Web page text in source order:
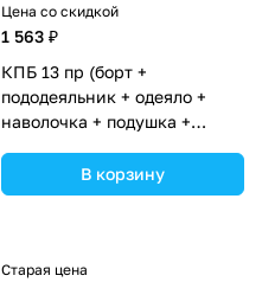
Цена со скидкой
1 563 ₽
КПБ 13 пр (борт +
пододеяльник + одеяло +
наволочка + подушка +
(№1146-0-1бб_02) цвета в
ассортименте.
В корзину
Старая цена